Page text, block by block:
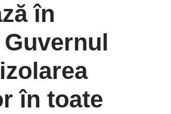
în
în toate